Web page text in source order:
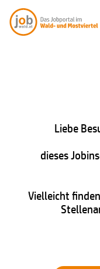
Liebe
dieses
Vielleicht